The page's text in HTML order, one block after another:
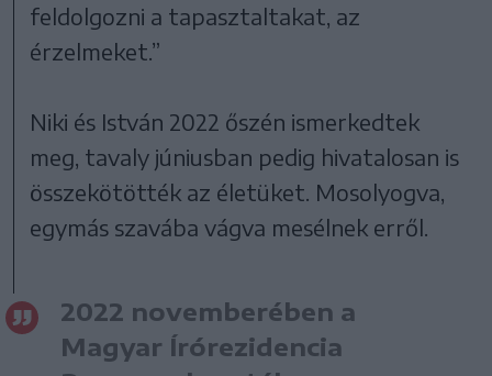
feldolgozni a tapasztaltakat, az
érzelmeket.”
Niki és István 2022 őszén ismerkedtek
meg, tavaly júniusban pedig hivatalosan is
összekötötték az életüket. Mosolyogva,
egymás szavába vágva mesélnek erről.
2022 novemberében a
Magyar Írórezidencia